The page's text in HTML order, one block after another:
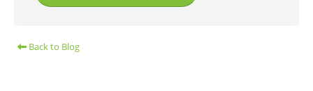
Back to Blog